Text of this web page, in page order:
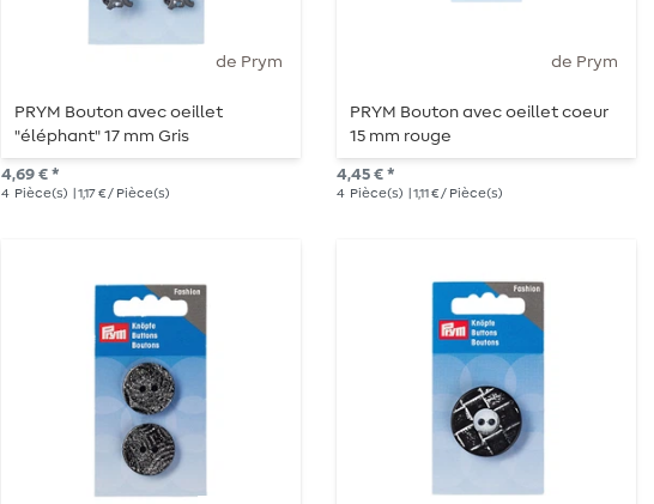
de Prym
PRYM Bouton avec oeillet
"éléphant" 17 mm Gris
4,69 € *
4 Pièce(s) | 1,17 € / Pièce(s)
de Prym
PRYM Bouton avec oeillet coeur
15 mm rouge
4,45 € *
4 Pièce(s) | 1,11 € / Pièce(s)